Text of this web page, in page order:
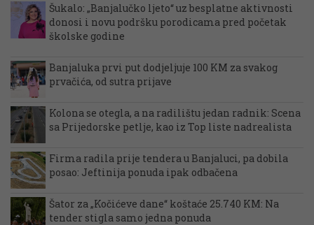
Šukalo: „Banjalučko ljeto“ uz besplatne aktivnosti
donosi i novu podršku porodicama pred početak
školske godine
Banjaluka prvi put dodjeljuje 100 KM za svakog
prvačića, od sutra prijave
Kolona se otegla, a na radilištu jedan radnik: Scena
sa Prijedorske petlje, kao iz Top liste nadrealista
Firma radila prije tendera u Banjaluci, pa dobila
posao: Jeftinija ponuda ipak odbačena
Šator za „Kočićeve dane“ koštaće 25.740 KM: Na
tender stigla samo jedna ponuda